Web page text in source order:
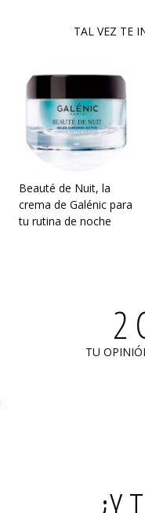
TAL VEZ TE
Beauté de Nuit, la
crema de Galénic para
tu rutina de noche
2
TU